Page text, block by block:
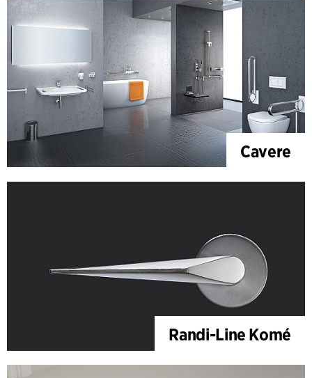
Cavere
Randi-Line Komé